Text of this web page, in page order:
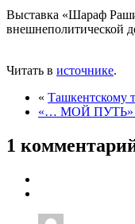
Выставка «Шараф
внешнеполитической
Читать в источнике.
« Ташкентскому
«… МОЙ ПУТЬ» —
1